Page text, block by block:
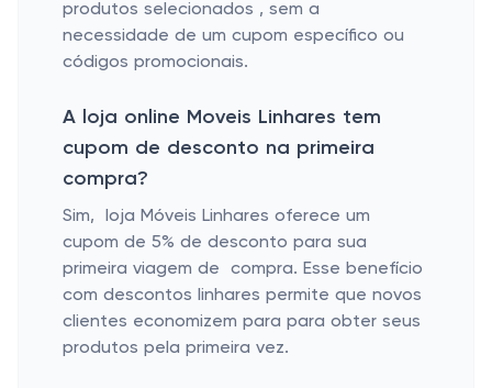
produtos selecionados , sem a
necessidade de um cupom específico ou
códigos promocionais.
A loja online Moveis Linhares tem
cupom de desconto na primeira
compra?
Sim, loja Móveis Linhares oferece um
cupom de 5% de desconto para sua
primeira viagem de compra. Esse benefício
com descontos linhares permite que novos
clientes economizem para para obter seus
produtos pela primeira vez.